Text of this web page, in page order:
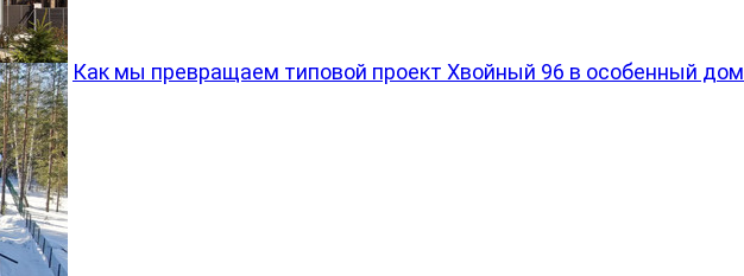
Как мы превращаем типовой проект Хвойный 96 в особенный дом